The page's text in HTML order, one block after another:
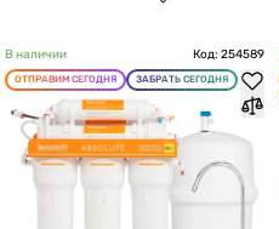
В наличии Код: 254589
ОТПРАВИМ СЕГОДНЯ ЗАБРАТЬ СЕГОДНЯ